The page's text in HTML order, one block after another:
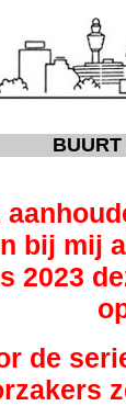
bij mij
2023
de